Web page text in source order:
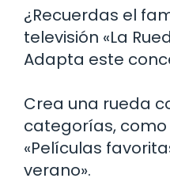
¿Recuerdas el
televisión «La
Adapta este
Crea una rueda
categorías, como
«Películas
verano».